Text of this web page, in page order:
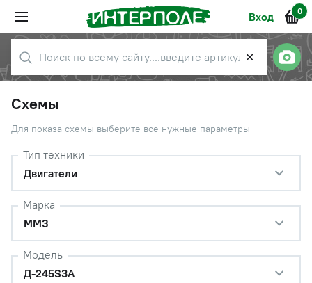
Вход 0
✕
Схемы
Для показа схемы выберите все нужные параметры
Тип техники
Двигатели
Марка
ММЗ
Модель
Д-245S3A